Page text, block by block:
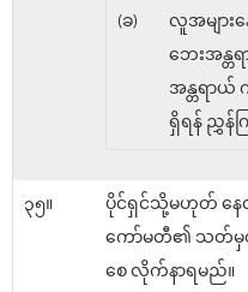
(ခ)
လူအမျာ
ဘေးအန္
အန္တရာ
ရှိရန် ညွှန်
၃၅။
ပိုင်ရှင်သို့မဟုတ် နေ
ကော်မတီ၏ သတ်မှတ်
စေ လိုက်နာရမည်။